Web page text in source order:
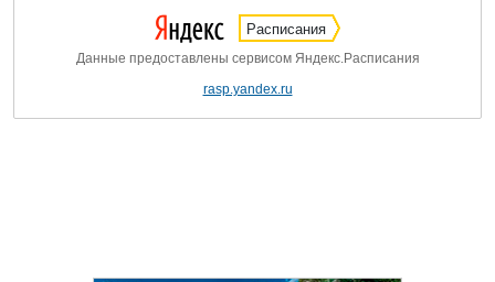
Расписания
Данные предоставлены сервисом Яндекс.Расписания
rasp.yandex.ru